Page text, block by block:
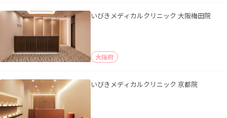
いびきメディカルクリニック 大阪梅田院
大阪府
いびきメディカルクリニック 京都院